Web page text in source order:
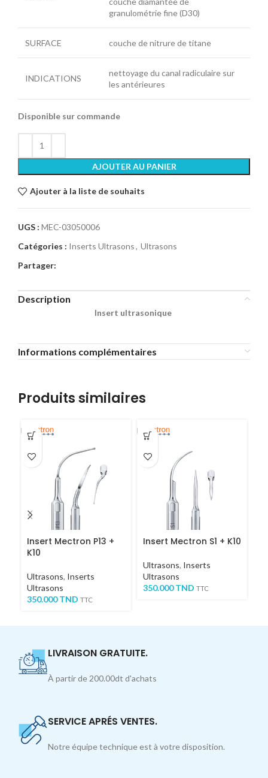
granulométrie fine (D30)
SURFACE couche de nitrure de titane
INDICATIONS
nettoyage du canal radiculaire sur
les antérieures
Disponible sur commande
AJOUTER AU PANIER
Ajouter à la liste de souhaits
UGS : MEC-03050006
Catégories : Inserts Ultrasons, Ultrasons
Partager:
Description
Insert ultrasonique
Informations complémentaires
Produits similaires
Insert Mectron P13 +
K10
Ultrasons, Inserts
Ultrasons
350.000TND TTC
Insert Mectron S1 + K10
Ultrasons, Inserts
Ultrasons
350.000TND TTC
LIVRAISON GRATUITE.
À partir de 200.00dt d'achats
SERVICE APRÉS VENTES.
Notre équipe technique est à votre disposition.